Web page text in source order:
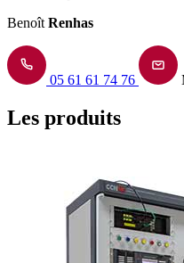
Benoît Renhas
05 61 61 74 76
Les produits